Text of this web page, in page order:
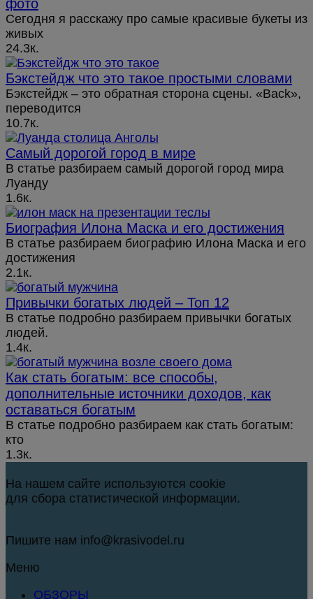
фото
Сегодня я расскажу про самые красивые букеты из
живых
24.3к.
Бэкстейдж что это такое простыми словами
Бэкстейдж – это обратная сторона сцены. «Back»,
переводится
10.7к.
Самый дорогой город в мире
В статье разбираем самый дорогой город мира
Луанду
1.6к.
Биография Илона Маска и его достижения
В статье разбираем биографию Илона Маска и его
достижения
2.1к.
Привычки богатых людей – Топ 12
В статье подробно разбираем привычки богатых
людей.
1.4к.
Как стать богатым: все способы,
дополнительные источники доходов, как
оставаться богатым
В статье подробно разбираем как стать богатым:
кто
1.3к.
На нашем сайте используются cookie
для сбора статистической информации.
Пишите нам info@krasivodel.ru
Меню
ОБЗОРЫ